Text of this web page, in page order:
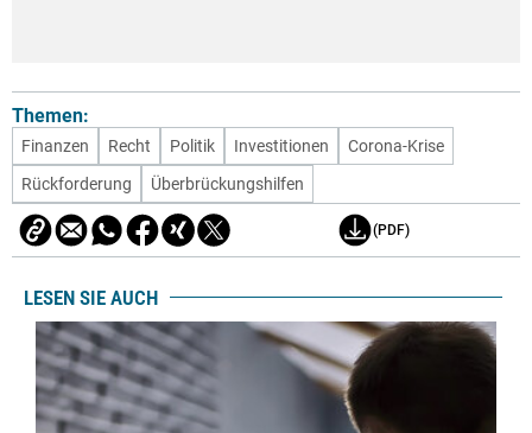
Themen:
Finanzen Recht Politik Investitionen
Corona-Krise
Rückforderung
Überbrückungshilfen
(PDF)
LESEN SIE AUCH